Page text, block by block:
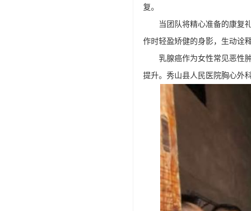
复。
当团队将精心准备的康复
作时轻盈矫健的身影，生动诠
乳腺癌作为女性常见恶性
提升。秀山县人民医院胸心外